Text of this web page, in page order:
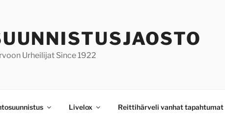
Urheilijat Since 1922
Livelox Reittihärveli vanhat tapahtumat